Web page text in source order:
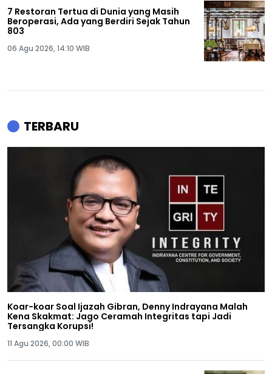
7 Restoran Tertua di Dunia yang Masih
Beroperasi, Ada yang Berdiri Sejak Tahun
803
06 Agu 2026, 14:10 WIB
TERBARU
Koar-koar Soal Ijazah Gibran, Denny Indrayana Malah
Kena Skakmat: Jago Ceramah Integritas tapi Jadi
Tersangka Korupsi!
11 Agu 2026, 00:00 WIB